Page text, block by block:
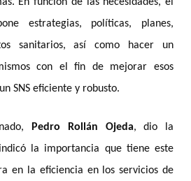
estrategias, políticas, planes,
sanitarios, así como hacer un
con el fin de mejorar esos
SNS eficiente y robusto.
Pedro Rollán Ojeda, dio la
la importancia que tiene este
en la eficiencia en los servicios de